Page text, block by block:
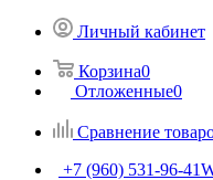
Личный кабинет
Корзина0
Отложенные0
Сравнение
+7 (960) 531-96-41